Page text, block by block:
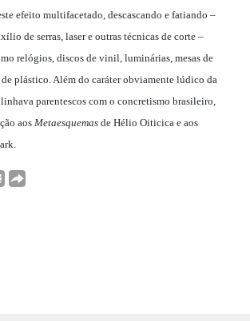
efeito multifacetado, descascando e fatiando –
de serras, laser e outras técnicas de corte –
relógios, discos de vinil, luminárias, mesas de
de plástico. Além do caráter obviamente lúdico da
parentescos com o concretismo brasileiro,
aos Metaesquemas de Hélio Oiticica e aos